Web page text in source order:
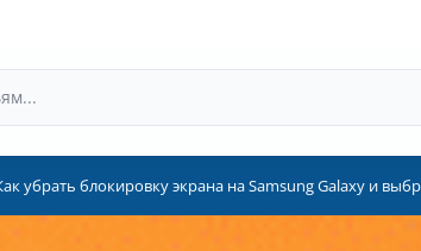
убрать блокировку экрана на Samsung Galaxy и